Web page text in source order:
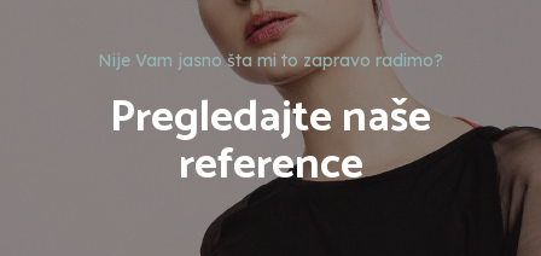
Nije Vam jasno šta mi to zapravo radimo?
Pregledajte naše
reference